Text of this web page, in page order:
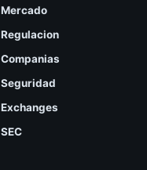
Mercado
Regulacion
Companias
Seguridad
Exchanges
SEC